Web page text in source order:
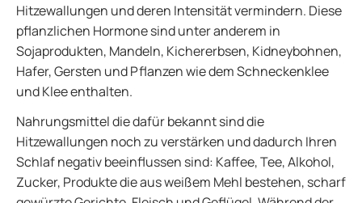
Hitzewallungen und deren Intensität vermindern. Diese
pflanzlichen Hormone sind unter anderem in
Sojaprodukten, Mandeln, Kichererbsen, Kidneybohnen,
Hafer, Gersten und Pflanzen wie dem Schneckenklee
und Klee enthalten.
Nahrungsmittel die dafür bekannt sind die
Hitzewallungen noch zu verstärken und dadurch Ihren
Schlaf negativ beeinflussen sind: Kaffee, Tee, Alkohol,
Zucker, Produkte die aus weißem Mehl bestehen, scharf